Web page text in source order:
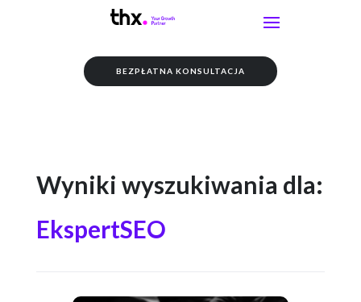
BEZPŁATNA KONSULTACJA
Wyniki wyszukiwania dla:
EkspertSEO